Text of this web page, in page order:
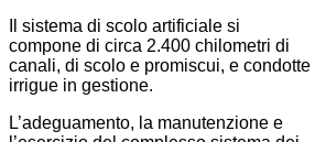
Il sistema di scolo artificiale si
compone di circa 2.400 chilometri di
canali, di scolo e promiscui, e condotte
irrigue in gestione.
L’adeguamento, la manutenzione e